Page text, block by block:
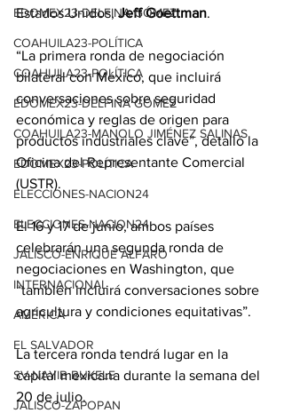
EDOMEX23-DELFINA GÓMEZ
COAHUILA23-POLÍTICA
COAHUILA23-POLÍTICA
EDOMEX23-DELFINA GÓMEZ
COAHUILA23-MANOLO JIMÉNEZ SALINAS
EDOMEX23-POLÍTICA
ELECCIONES-NACION24
ELECCIONES-NACION24
JALISCO-ENRIQUE ALFARO
INTERNACIONAL
AMÉRICA
EL SALVADOR
SV-NAYIB BUKELE
JALISCO-ZAPOPAN
Estados Unidos, Jeff Goettman.
“La primera ronda de negociación
bilateral con México, que incluirá
conversaciones sobre seguridad
económica y reglas de origen para
productos industriales clave”, detalló la
Oficina del Representante Comercial
(USTR).
El 16 y 17 de junio, ambos países
celebrarán una segunda ronda de
negociaciones en Washington, que
“también incluirá conversaciones sobre
agricultura y condiciones equitativas”.
La tercera ronda tendrá lugar en la
capital mexicana durante la semana del
20 de julio.